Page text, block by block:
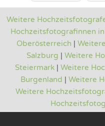
Weitere
Hochzeitsfotografinnen
Oberösterreich |
Salzburg | Weitere
Steiermark | Weitere
Burgenland | Weitere
Weitere